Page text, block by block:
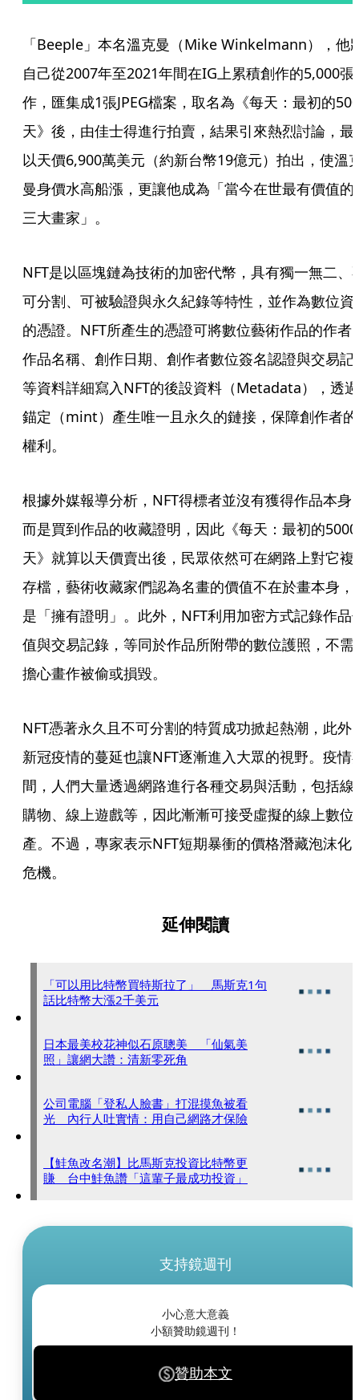
「Beeple」本名溫克曼（Mike Winkelmann），他
自己從2007年至2021年間在IG上累積創作的5,000張
作，匯集成1張JPEG檔案，取名為《每天：最初的
天》後，由佳士得進行拍賣，結果引來熱烈討論，最
以天價6,900萬美元（約新台幣19億元）拍出，使溫
曼身價水高船漲，更讓他成為「當今在世最有價值的
三大畫家」。
NFT是以區塊鏈為技術的加密代幣，具有獨一無二、
可分割、可被驗證與永久紀錄等特性，並作為數位資
的憑證。NFT所產生的憑證可將數位藝術作品的作者
作品名稱、創作日期、創作者數位簽名認證與交易記
等資料詳細寫入NFT的後設資料（Metadata），透過
錨定（mint）產生唯一且永久的鏈接，保障創作者的
權利。
根據外媒報導分析，NFT得標者並沒有獲得作品本身
而是買到作品的收藏證明，因此《每天：最初的5000
天》就算以天價賣出後，民眾依然可在網路上對它複
存檔，藝術收藏家們認為名畫的價值不在於畫本身，
是「擁有證明」。此外，NFT利用加密方式記錄作品
值與交易記錄，等同於作品所附帶的數位護照，不需
擔心畫作被偷或損毀。
NFT憑著永久且不可分割的特質成功掀起熱潮，此外
新冠疫情的蔓延也讓NFT逐漸進入大眾的視野。疫情
間，人們大量透過網路進行各種交易與活動，包括線
購物、線上遊戲等，因此漸漸可接受虛擬的線上數位
產。不過，專家表示NFT短期暴衝的價格潛藏泡沫化
危機。
延伸閱讀
「可以用比特幣買特斯拉了」 馬斯克1句
話比特幣大漲2千美元
日本最美校花神似石原聰美 「仙氣美
照」讓網大讚：清新零死角
公司電腦「登私人臉書」打混摸魚被看
光 內行人吐實情：用自己網路才保險
【鮭魚改名潮】比馬斯克投資比特幣更
賺 台中鮭魚讚「這輩子最成功投資」
支持鏡週刊
小心意大意義
小額贊助鏡週刊！
贊助本文